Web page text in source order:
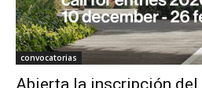
convocatorias
Abierta la inscripción del